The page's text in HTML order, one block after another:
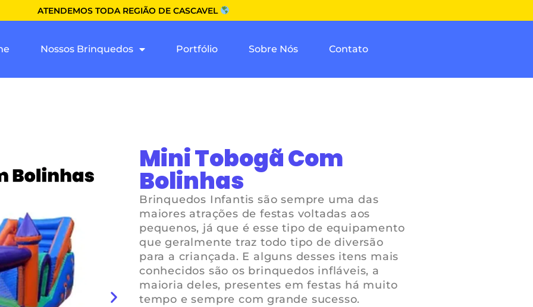
ATENDEMOS TODA REGIÃO DE CASCAVEL
Nossos Brinquedos Portfólio Sobre Nós Contato
Mini Tobogã Com
Bolinhas
Brinquedos Infantis são sempre uma das
maiores atrações de festas voltadas aos
pequenos, já que é esse tipo de equipamento
que geralmente traz todo tipo de diversão
para a criançada. E alguns desses itens mais
conhecidos são os brinquedos infláveis, a
maioria deles, presentes em festas há muito
tempo e sempre com grande sucesso.